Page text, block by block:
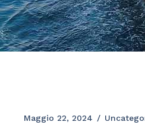
Maggio 22, 2024